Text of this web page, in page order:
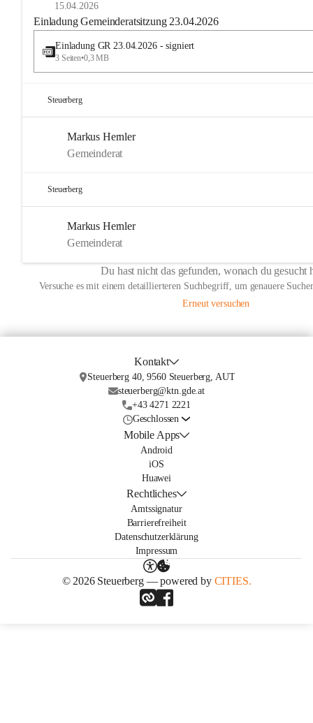
15.04.2026
Einladung Gemeinderatsitzung 23.04.2026
Einladung GR 23.04.2026 - signiert
3 Seiten•0,3 MB
Steuerberg
Markus Hernler
Gemeinderat
Steuerberg
Markus Hernler
Gemeinderat
Du hast nicht das gefunden, wonach du gesucht
Versuche es mit einem detaillierteren Suchbegriff, um genauere
Erneut versuchen
Kontakt
Steuerberg 40, 9560 Steuerberg, AUT
steuerberg@ktn.gde.at
+43 4271 2221
Geschlossen
Mobile Apps
Android
iOS
Huawei
Rechtliches
Amtssignatur
Barrierefreiheit
Datenschutzerklärung
Impressum
© 2026 Steuerberg — powered by CITIES.